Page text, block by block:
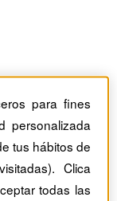
para fines
personalizada
tus hábitos de
Clica
todas las